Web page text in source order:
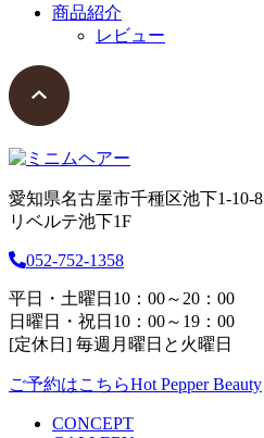
商品紹介
レビュー
愛知県名古屋市千種区池下1-10-8
リベルテ池下1F
052-752-1358
平日・土曜日10：00～20：00
日曜日・祝日10：00～19：00
[定休日] 毎週月曜日と火曜日
ご予約はこちらHot Pepper Beauty
CONCEPT